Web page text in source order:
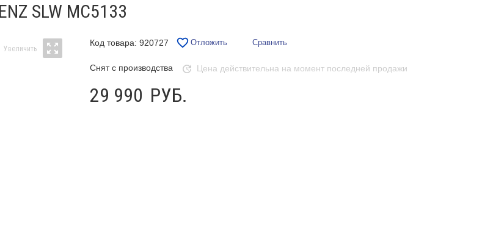
SLW MC5133
Код товара: 920727 Отложить Сравнить
Снят с производства Цена действительна на момент последней продажи
29 990 РУБ.